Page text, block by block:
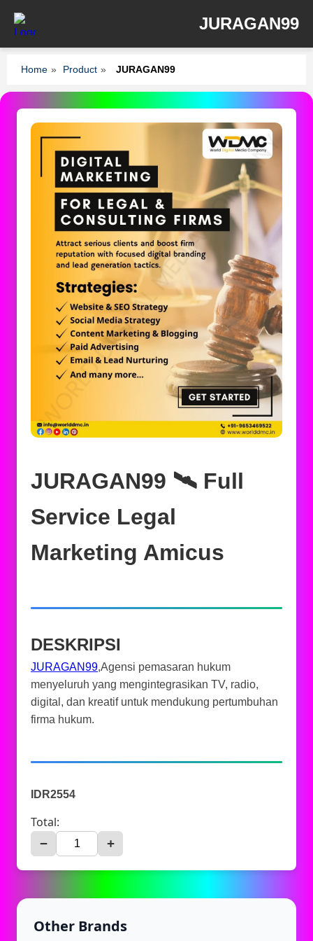
JURAGAN99
Home » Product » JURAGAN99
JURAGAN99 🛰️‍ Full
Service Legal
Marketing Amicus
DESKRIPSI
JURAGAN99,Agensi pemasaran hukum
menyeluruh yang mengintegrasikan TV, radio,
digital, dan kreatif untuk mendukung pertumbuhan
firma hukum.
IDR2554
Total:
− +
Other Brands